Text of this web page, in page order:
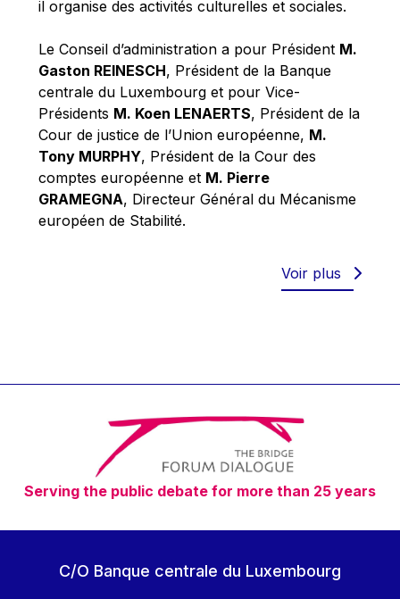
Paschal Donohoe
Pat Cox
Patrizia Nanz
Philippe Maystadt
Pierre Gramegna
Richard Pelly
Robert Goebbels
Robert REYNDERS
Timothy Radcliffe
Vaclav Klaus
Vassilios Skouris
Vítor Manuel da Silva Caldeira
Viviane Reding
Walter Hagg
il organise des activités culturelles et sociales.
Le Conseil d’administration a pour Président M.
Gaston REINESCH, Président de la Banque
centrale du Luxembourg et pour Vice-
Présidents M. Koen LENAERTS, Président de la
Cour de justice de l’Union européenne, M.
Tony MURPHY, Président de la Cour des
comptes européenne et M. Pierre
GRAMEGNA, Directeur Général du Mécanisme
européen de Stabilité.
Voir plus
Serving the public debate for more than 25 years
C/O Banque centrale du Luxembourg